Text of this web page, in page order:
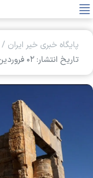
پایگاه خبری خیر ایران /
تاریخ انتشار: ۰۲ فروردين ۱۴۰۵